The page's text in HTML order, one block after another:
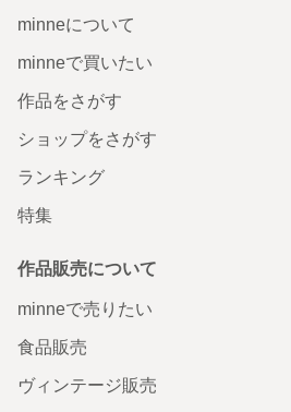
minneについて
minneで買いたい
作品をさがす
ショップをさがす
ランキング
特集
作品販売について
minneで売りたい
食品販売
ヴィンテージ販売